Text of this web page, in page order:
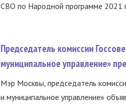
СВО по Народной программе 2021
Председатель комиссии
муниципальное управление»
Мэр Москвы, председатель
и муниципальное управление»